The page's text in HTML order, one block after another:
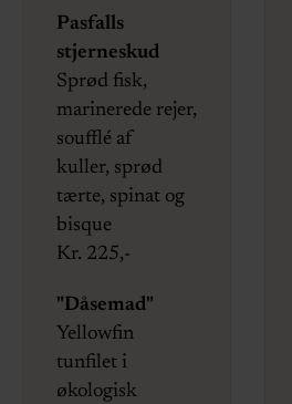
Pasfalls
stjerneskud
Sprød fisk,
marinerede rejer,
soufflé af
kuller, sprød
tærte, spinat og
bisque
Kr. 225,-
"Dåsemad"
Yellowfin
tunfilet i
økologisk